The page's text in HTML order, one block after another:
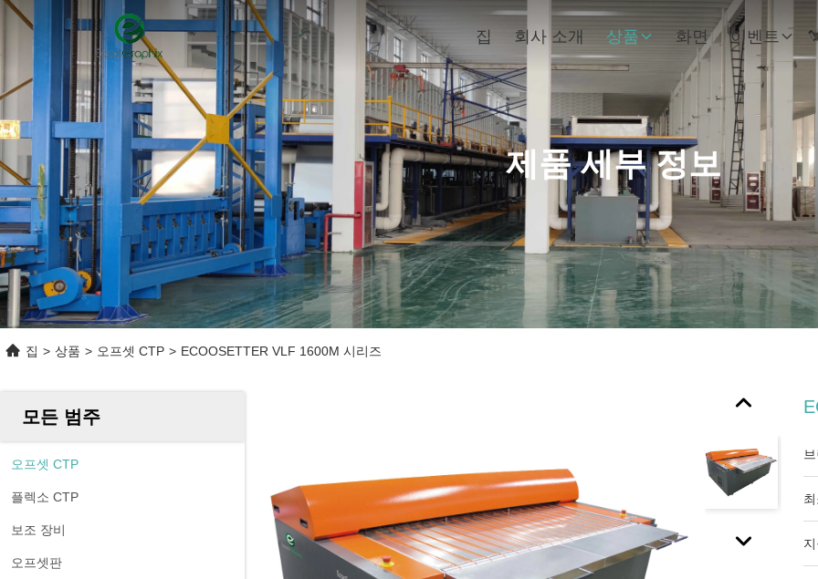
집 회사 소개 상품 화면 이벤트
제품 세부 정보
집 > 상품 > 오프셋 CTP > ECOOSETTER VLF 1600M 시리즈
모든 범주
오프셋 CTP
플렉소 CTP
보조 장비
오프셋판